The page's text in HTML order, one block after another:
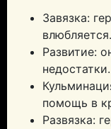
Завязка:
влюбляется.
Развитие:
недостатки.
помощь в
Развязка: